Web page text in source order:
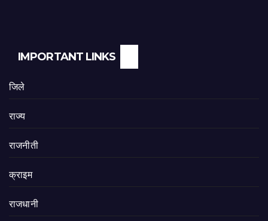
IMPORTANT LINKS
जिले
राज्य
राजनीती
क्राइम
राजधानी